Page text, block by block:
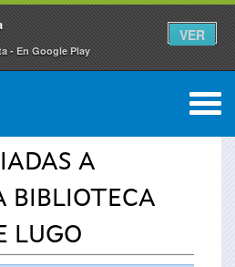
- En Google Play
VER
0
A
BIBLIOTECA
LUGO